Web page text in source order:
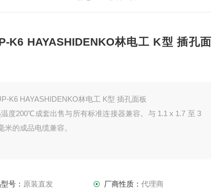
K6 HAYASHIDENKO林电工 K型 插孔面
K6 HAYASHIDENKO林电工 K型 插孔面板
度200℃成套出售与所有标准连接器兼容。与 1.1 x 1.7 至 3
米的成品电缆兼容。
号： 原装直发 厂商性质： 代理商